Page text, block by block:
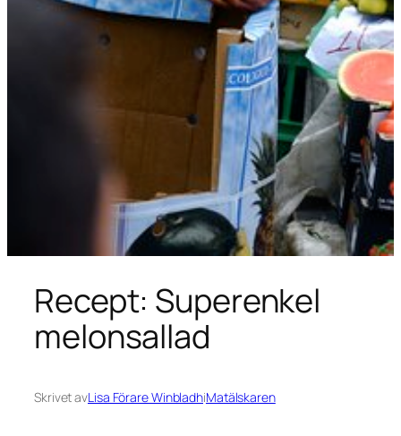
Recept: Superenkel
melonsallad
Skrivet avLisa Förare WinbladhiMatälskaren